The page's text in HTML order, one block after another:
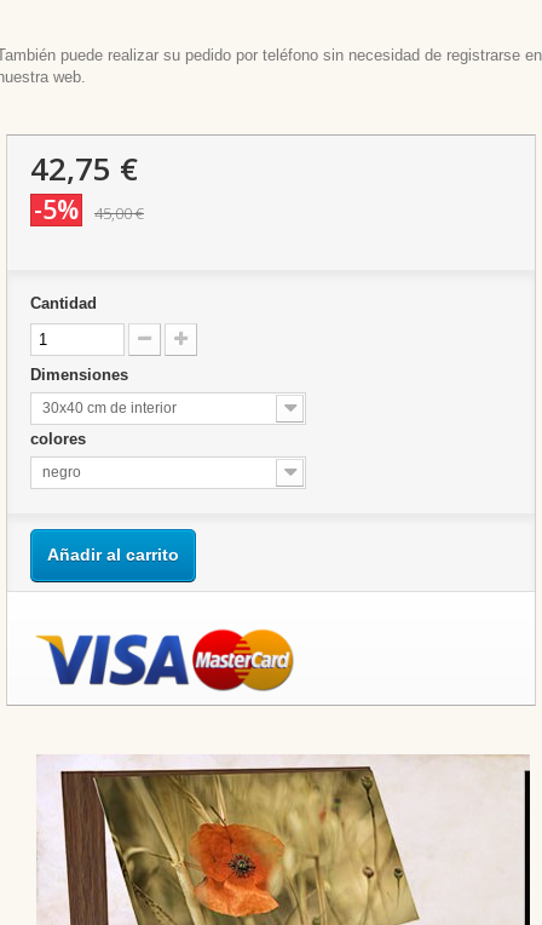
puede realizar su pedido por teléfono sin necesidad de registrarse en
web.
42,75 €
-5% 45,00 €
Cantidad
Dimensiones
30x40 cm de interior
colores
negro
Añadir al carrito